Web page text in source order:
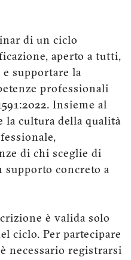
di un ciclo
aperto a tutti,
supportare la
professionali
Insieme al
la cultura della qualità
di chi sceglie di
concreto a
è valida solo
ciclo. Per partecipare
necessario registrarsi